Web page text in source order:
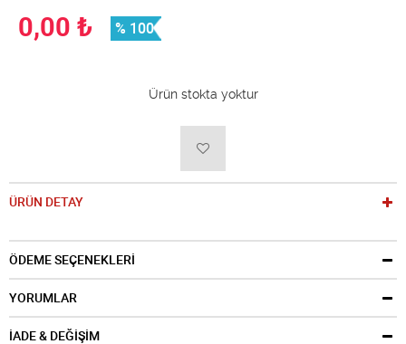
0,00 ₺ % 100
Ürün stokta yoktur
ÜRÜN DETAY
ÖDEME SEÇENEKLERİ
YORUMLAR
İADE & DEĞİŞİM